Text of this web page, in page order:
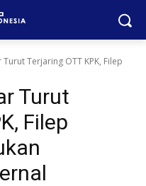
Turut Terjaring OTT KPK, Filep
Turut
Filep